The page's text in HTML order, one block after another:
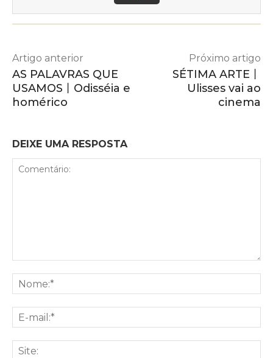
Artigo anterior
AS PALAVRAS QUE
USAMOS丨Odisséia e
homérico
Próximo artigo
SÉTIMA ARTE丨
Ulisses vai ao
cinema
DEIXE UMA RESPOSTA